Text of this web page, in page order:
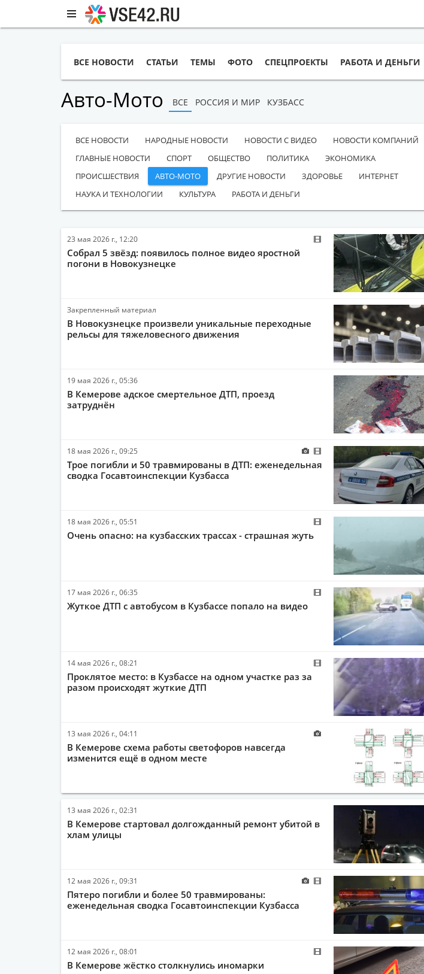
ВСЕ НОВОСТИ СТАТЬИ ТЕМЫ ФОТО СПЕЦПРОЕКТЫ РАБОТА И ДЕНЬГИ
Авто-Мото ВСЕ РОССИЯ И МИР КУЗБАСС
ВСЕ НОВОСТИ НАРОДНЫЕ НОВОСТИ НОВОСТИ С ВИДЕО
НОВОСТИ КОМПАНИЙ
ГЛАВНЫЕ НОВОСТИ
СПОРТ ОБЩЕСТВО ПОЛИТИКА
ЭКОНОМИКА
ПРОИСШЕСТВИЯ
АВТО-МОТО ДРУГИЕ НОВОСТИ ЗДОРОВЬЕ
ИНТЕРНЕТ
НАУКА И ТЕХНОЛОГИИ
КУЛЬТУРА РАБОТА И ДЕНЬГИ
23 мая 2026 г., 12:20
Собрал 5 звёзд: появилось полное видео яростной
погони в Новокузнецке
Закрепленный материал
В Новокузнецке произвели уникальные переходные
рельсы для тяжеловесного движения
19 мая 2026 г., 05:36
В Кемерове адское смертельное ДТП, проезд
затруднён
18 мая 2026 г., 09:25
Трое погибли и 50 травмированы в ДТП: еженедельная
сводка Госавтоинспекции Кузбасса
18 мая 2026 г., 05:51
Очень опасно: на кузбасских трассах - страшная жуть
17 мая 2026 г., 06:35
Жуткое ДТП с автобусом в Кузбассе попало на видео
14 мая 2026 г., 08:21
Проклятое место: в Кузбассе на одном участке раз за
разом происходят жуткие ДТП
13 мая 2026 г., 04:11
В Кемерове схема работы светофоров навсегда
изменится ещё в одном месте
13 мая 2026 г., 02:31
В Кемерове стартовал долгожданный ремонт убитой в
хлам улицы
12 мая 2026 г., 09:31
Пятеро погибли и более 50 травмированы:
еженедельная сводка Госавтоинспекции Кузбасса
12 мая 2026 г., 08:01
В Кемерове жёстко столкнулись иномарки